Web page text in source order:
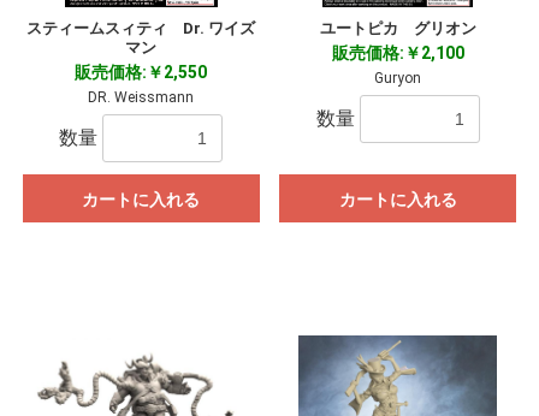
スティームスィティ Dr. ワイズ
マン
販売価格:￥2,550
DR. Weissmann
数量
カートに入れる
ユートピカ グリオン
販売価格:￥2,100
Guryon
数量
カートに入れる